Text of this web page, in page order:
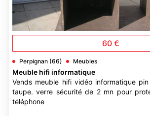
60 €
Perpignan (66) Meubles
Meuble hifi informatique
Vends meuble hifi vidéo informatique
taupe. verre sécurité de 2 mn pour
téléphone